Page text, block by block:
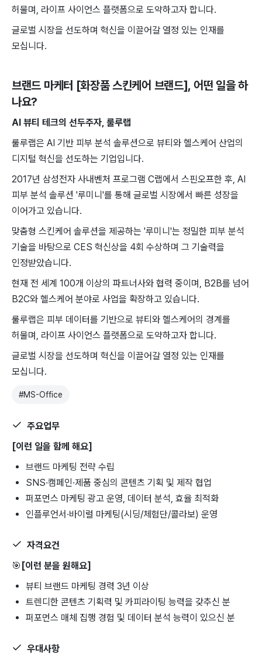
허물며, 라이프 사이언스 플랫폼으로 도약하고자 합니다.
글로벌 시장을 선도하며 혁신을 이끌어갈 열정 있는 인재를
모십니다.
브랜드 마케터 [화장품 스킨케어 브랜드], 어떤 일을 하
나요?
AI 뷰티 ​테크의 ​선두주자, ​룰루랩
룰루랩은 AI ​기반 피부 분석 솔루션으로 ​뷰티와 ​헬스케어 산업의 ​
디지털 혁신을 선도하는 ​기업입니다.
2017년 ​삼성전자 ​사내벤처 프로그램 ​C랩에서 ​스핀오프한 ​후, AI
피부 ​분석 ​솔루션 '루미니'를 통해 ​글로벌 ​시장에서 ​빠른 성장을
이어가고 ​있습니다.
맞춤형 스킨케어 ​솔루션을 ​제공하는 '루미니'는 ​정밀한 피부 ​분석 ​
기술을 바탕으로 CES ​혁신상을 4회 ​수상하며 그 기술력을
인정받았습니다.
현재 전 세계 100개 이상의 파트너사와 협력 중이며, B2B를 넘어
B2C와 헬스케어 분야로 사업을 확장하고 있습니다.
룰루랩은 피부 데이터를 기반으로 뷰티와 헬스케어의 경계를
허물며, 라이프 사이언스 플랫폼으로 도약하고자 합니다.
글로벌 시장을 선도하며 혁신을 이끌어갈 열정 있는 인재를
모십니다.
#MS-Office
주요업무
[이런 일을 함께 해요]
브랜드 마케팅 전략 수립
SNS·캠페인·제품 중심의 콘텐츠 기획 및 제작 협업
퍼포먼스 마케팅 광고 운영, 데이터 분석, 효율 최적화
인플루언서·바이럴 마케팅(시딩/체험단/콜라보) 운영
자격요건
🎯 [이런 분을 원해요]
뷰티 브랜드 마케팅 경력 3년 이상
트렌디한 콘텐츠 기획력 및 카피라이팅 능력을 갖추신 분
퍼포먼스 매체 집행 경험 및 데이터 분석 능력이 있으신 분
우대사항